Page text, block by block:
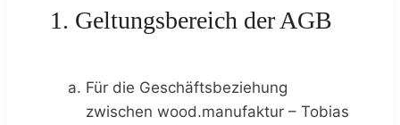
1. Geltungsbereich der AGB
Für die Geschäftsbeziehung
zwischen wood.manufaktur – Tobias